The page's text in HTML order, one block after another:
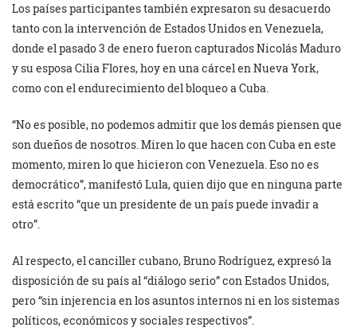
Los países participantes también expresaron su desacuerdo
tanto con la intervención de Estados Unidos en Venezuela,
donde el pasado 3 de enero fueron capturados Nicolás Maduro
y su esposa Cilia Flores, hoy en una cárcel en Nueva York,
como con el endurecimiento del bloqueo a Cuba.
“No es posible, no podemos admitir que los demás piensen que
son dueños de nosotros. Miren lo que hacen con Cuba en este
momento, miren lo que hicieron con Venezuela. Eso no es
democrático”, manifestó Lula, quien dijo que en ninguna parte
está escrito “que un presidente de un país puede invadir a
otro”.
Al respecto, el canciller cubano, Bruno Rodríguez, expresó la
disposición de su país al “diálogo serio” con Estados Unidos,
pero “sin injerencia en los asuntos internos ni en los sistemas
políticos, económicos y sociales respectivos”.